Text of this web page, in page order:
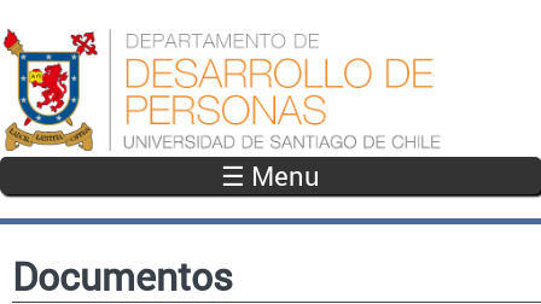
☰ Menu
Documentos